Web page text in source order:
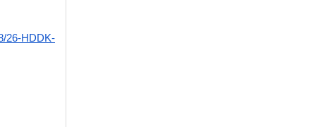
26-HDDK-